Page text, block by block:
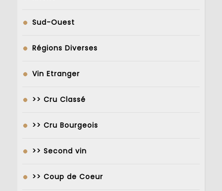
Sud-Ouest
Régions Diverses
Vin Etranger
>> Cru Classé
>> Cru Bourgeois
>> Second vin
>> Coup de Coeur